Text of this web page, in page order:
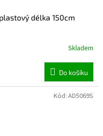
délka 150cm
Skladem
Do košíku
Kód: AD5069S